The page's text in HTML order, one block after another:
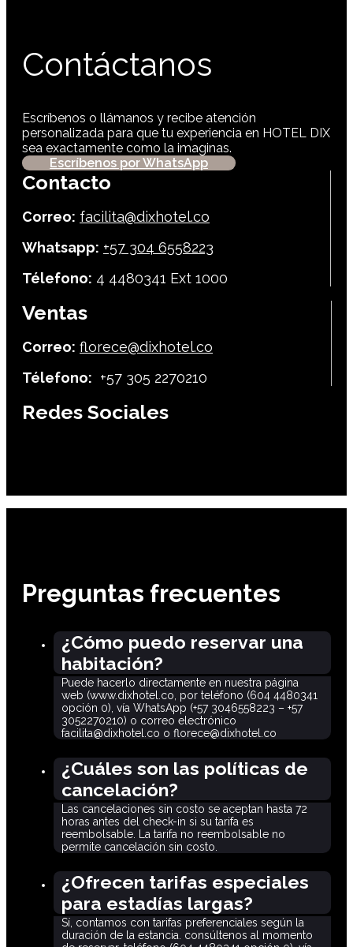
Contáctanos
Escríbenos o llámanos y recibe atención
personalizada para que tu experiencia en HOTEL DIX
sea exactamente como la imaginas.
Escríbenos por WhatsApp
Contacto
Correo: facilita@dixhotel.co
Whatsapp: +57 304 6558223
Télefono: 4 4480341 Ext 1000
Ventas
Correo: florece@dixhotel.co
Télefono: +57 305 2270210
Redes Sociales
Preguntas frecuentes
¿Cómo puedo reservar una
habitación?
Puede hacerlo directamente en nuestra página
web (www.dixhotel.co, por teléfono (604 4480341
opción 0), vía WhatsApp (+57 3046558223 – +57
3052270210) o correo electrónico
facilita@dixhotel.co o florece@dixhotel.co
¿Cuáles son las políticas de
cancelación?
Las cancelaciones sin costo se aceptan hasta 72
horas antes del check-in si su tarifa es
reembolsable. La tarifa no reembolsable no
permite cancelación sin costo.
¿Ofrecen tarifas especiales
para estadías largas?
Sí, contamos con tarifas preferenciales según la
duración de la estancia. consúltenos al momento